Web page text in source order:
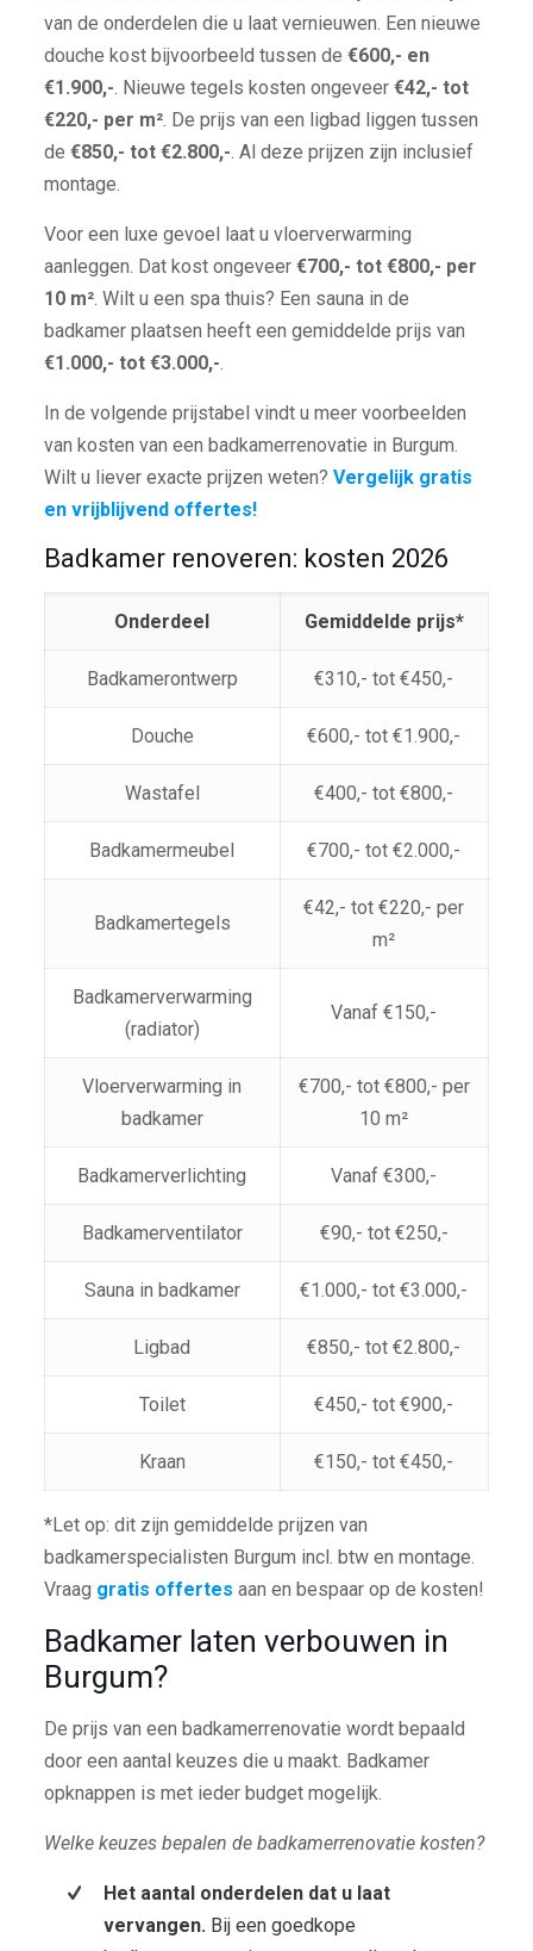
van de onderdelen die u laat vernieuwen. Een nieuwe
douche kost bijvoorbeeld tussen de €600,- en
€1.900,-. Nieuwe tegels kosten ongeveer €42,- tot
€220,- per m². De prijs van een ligbad liggen tussen
de €850,- tot €2.800,-. Al deze prijzen zijn inclusief
montage.
Voor een luxe gevoel laat u vloerverwarming
aanleggen. Dat kost ongeveer €700,- tot €800,- per
10 m². Wilt u een spa thuis? Een sauna in de
badkamer plaatsen heeft een gemiddelde prijs van
€1.000,- tot €3.000,-.
In de volgende prijstabel vindt u meer voorbeelden
van kosten van een badkamerrenovatie in Burgum.
Wilt u liever exacte prijzen weten? Vergelijk gratis
en vrijblijvend offertes!
Badkamer renoveren: kosten 2026
Onderdeel Gemiddelde prijs*
Badkamerontwerp €310,- tot €450,-
Douche €600,- tot €1.900,-
Wastafel €400,- tot €800,-
Badkamermeubel €700,- tot €2.000,-
Badkamertegels
€42,- tot €220,- per
m²
Badkamerverwarming
(radiator)
Vanaf €150,-
Vloerverwarming in
badkamer
€700,- tot €800,- per
10 m²
Badkamerverlichting Vanaf €300,-
Badkamerventilator €90,- tot €250,-
Sauna in badkamer €1.000,- tot €3.000,-
Ligbad €850,- tot €2.800,-
Toilet €450,- tot €900,-
Kraan €150,- tot €450,-
*Let op: dit zijn gemiddelde prijzen van
badkamerspecialisten Burgum incl. btw en montage.
Vraag gratis offertes aan en bespaar op de kosten!
Badkamer laten verbouwen in
Burgum?
De prijs van een badkamerrenovatie wordt bepaald
door een aantal keuzes die u maakt. Badkamer
opknappen is met ieder budget mogelijk.
Welke keuzes bepalen de badkamerrenovatie kosten?
Het aantal onderdelen dat u laat
vervangen. Bij een goedkope